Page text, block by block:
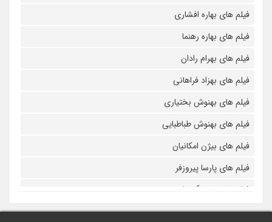
فیلم های بهاره افشاری
فیلم های بهاره رهنما
فیلم های بهرام رادان
فیلم های بهزاد فراهانی
فیلم های بهنوش بختیاری
فیلم های بهنوش طباطبایی
فیلم های بیژن امکانیان
فیلم های پارسا پیروزفر
فیلم های پانته آ بهرام
فیلم های پولاد کیمیایی